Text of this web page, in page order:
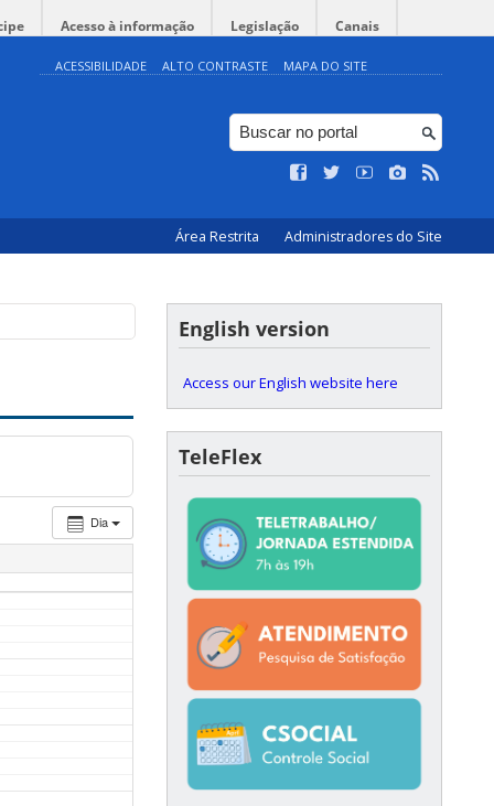
Acesso à informação Legislação Canais
ACESSIBILIDADE ALTO CONTRASTE MAPA DO SITE
Área Restrita Administradores do Site
Dia
English version
Access our English website here
TeleFlex